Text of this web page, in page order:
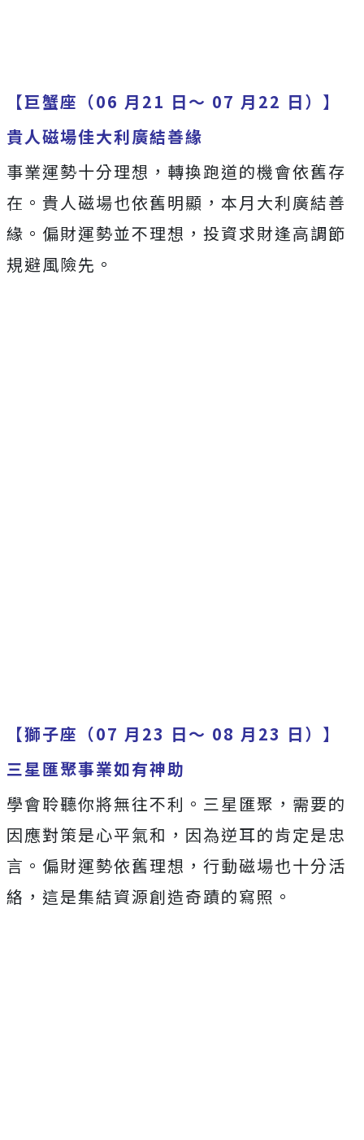
【巨蟹座（06 月21 日～ 07 月22 日）】
貴人磁場佳大利廣結善緣
事業運勢十分理想，轉換跑道的機會依舊存
在。貴人磁場也依舊明顯，本月大利廣結善
緣。偏財運勢並不理想，投資求財逢高調節
規避風險先。
【獅子座（07 月23 日～ 08 月23 日）】
三星匯聚事業如有神助
學會聆聽你將無往不利。三星匯聚，需要的
因應對策是心平氣和，因為逆耳的肯定是忠
言。偏財運勢依舊理想，行動磁場也十分活
絡，這是集結資源創造奇蹟的寫照。